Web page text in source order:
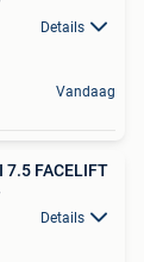
Details
Vandaag
FACELIFT
Details